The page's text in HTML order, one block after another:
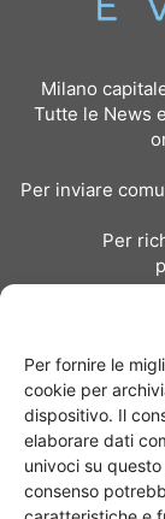
Per fornire le
cookie per
dispositivo. Il
elaborare dati
univoci su
consenso
Milano
Tutte le News
Per inviare
Per
Chi siamo I